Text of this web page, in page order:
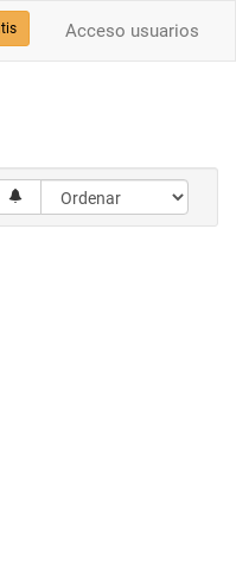
Acceso usuarios